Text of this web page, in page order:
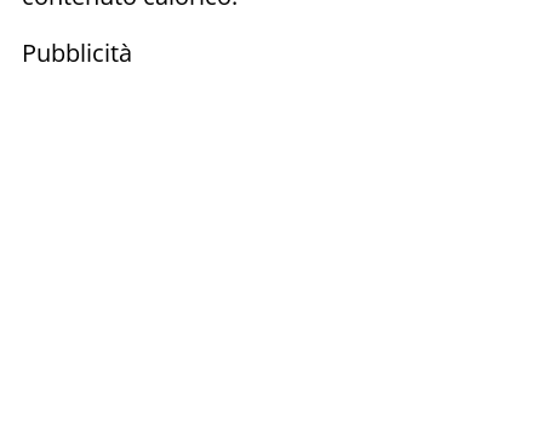
Pubblicità